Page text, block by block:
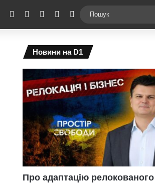
Facebook YouTubeInstagramTelegramSwitch skin
Новини на D1
Про адаптацію релокованого